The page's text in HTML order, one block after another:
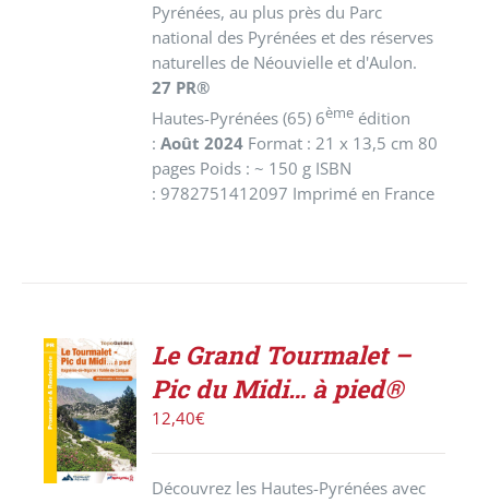
Pyrénées, au plus près du Parc
national des Pyrénées et des réserves
naturelles de Néouvielle et d'Aulon.
27 PR®
Hautes-Pyrénées (65) 6ème édition
: Août 2024 Format : 21 x 13,5 cm 80
pages Poids : ~ 150 g ISBN
: 9782751412097 Imprimé en France
ACHETER
LE
PRODUIT
/
DÉTAILS
Le Grand Tourmalet –
Pic du Midi… à pied®
12,40€
Découvrez les Hautes-Pyrénées avec